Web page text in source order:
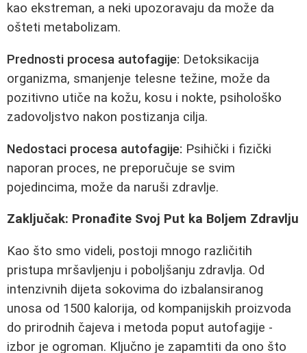
kao ekstreman, a neki upozoravaju da može da
ošteti metabolizam.
Prednosti procesa autofagije: Detoksikacija
organizma, smanjenje telesne težine, može da
pozitivno utiče na kožu, kosu i nokte, psihološko
zadovoljstvo nakon postizanja cilja.
Nedostaci procesa autofagije: Psihički i fizički
naporan proces, ne preporučuje se svim
pojedincima, može da naruši zdravlje.
Zaključak: Pronađite Svoj Put ka Boljem Zdravlju
Kao što smo videli, postoji mnogo različitih
pristupa mršavljenju i poboljšanju zdravlja. Od
intenzivnih dijeta sokovima do izbalansiranog
unosa od 1500 kalorija, od kompanijskih proizvoda
do prirodnih čajeva i metoda poput autofagije -
izbor je ogroman. Ključno je zapamtiti da ono što